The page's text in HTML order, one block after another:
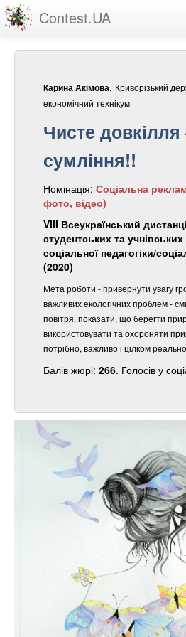
Contest.UA
Статистика
Про проект
реєстрація
Карина Акімова, Криворізький
економічний технікум
Чисте довкілля
сумління!!
Номінація: Соціальна
фото, відео)
VIII Всеукраїнський
студентських та
соціальної педагогіки/
(2020)
Мета роботи - привернути увагу
важливих екологічних проблем -
повітря, показати, що берегти
використовувати та охороняти
потрібно, важливо і цілком
Балів жюрі: 266. Голосів у